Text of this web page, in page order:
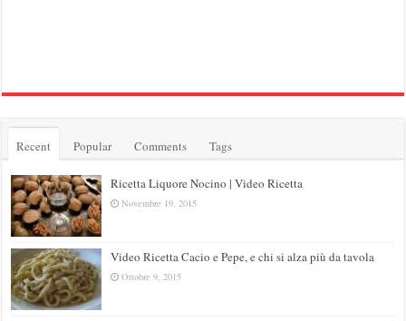
Recent Popular Comments Tags
Ricetta Liquore Nocino | Video Ricetta
Novembre 19, 2015
Video Ricetta Cacio e Pepe, e chi si alza più da tavola
Ottobre 9, 2015